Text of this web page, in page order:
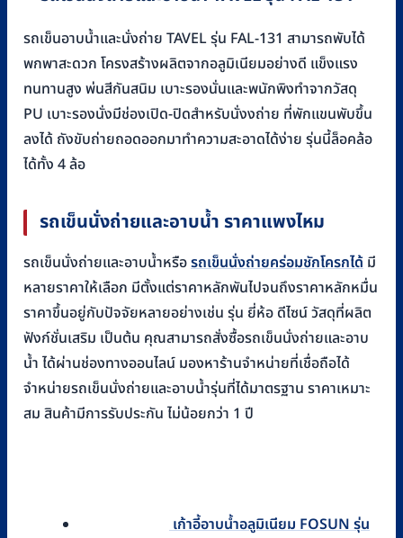
รถเข็นอาบน้ำและนั่งถ่าย TAVEL รุ่น FAL-131 สามารถพับได้
พกพาสะดวก โครงสร้างผลิตจากอลูมิเนียมอย่างดี แข็งแรง
ทนทานสูง พ่นสีกันสนิม เบาะรองนั่นและพนักพิงทำจากวัสดุ
PU เบาะรองนั่งมีช่องเปิด-ปิดสำหรับนั่งงถ่าย ที่พักแขนพับขึ้น
ลงได้ ถังขับถ่ายถอดออกมาทำความสะอาดได้ง่าย รุ่นนี้ล็อคล้อ
ได้ทั้ง 4 ล้อ
รถเข็นนั่งถ่ายและอาบน้ำ ราคาแพงไหม
รถเข็นนั่งถ่ายและอาบน้ำหรือรถเข็นนั่งถ่ายคร่อมชักโครกได้ มี
หลายราคาให้เลือก มีตั้งแต่ราคาหลักพันไปจนถึงราคาหลักหมื่น
ราคาขึ้นอยู่กับปัจจัยหลายอย่างเช่น รุ่น ยี่ห้อ ดีไซน์ วัสดุที่ผลิต
ฟังก์ชั่นเสริม เป็นต้น คุณสามารถสั่งซื้อรถเข็นนั่งถ่ายและอาบ
น้ำ ได้ผ่านช่องทางออนไลน์ มองหาร้านจำหน่ายที่เชื่อถือได้
จำหน่ายรถเข็นนั่งถ่ายและอาบน้ำรุ่นที่ได้มาตรฐาน ราคาเหมาะ
สม สินค้ามีการรับประกัน ไม่น้อยกว่า 1 ปี
เก้าอี้อาบน้ำอลูมิเนียม FOSUN รุ่น